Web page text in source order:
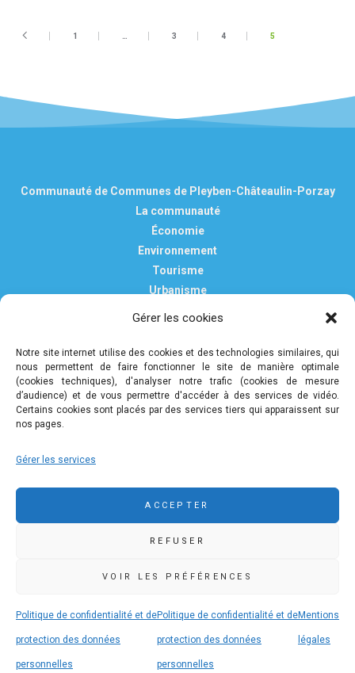
Gérer les cookies
Notre site internet utilise des cookies et des technologies similaires, qui
nous permettent de faire fonctionner le site de manière optimale
(cookies techniques), d'analyser notre trafic (cookies de mesure
d’audience) et de vous permettre d'accéder à des services de vidéo.
Certains cookies sont placés par des services tiers qui apparaissent sur
nos pages.
Gérer les services
ACCEPTER
REFUSER
VOIR LES PRÉFÉRENCES
Politique de confidentialité et de
protection des données
personnelles
Politique de confidentialité et de
protection des données
personnelles
Mentions
légales
1 3 4 5
Communauté de Communes de Pleyben-Châteaulin-Porzay
La communauté
Économie
Environnement
Tourisme
Urbanisme
Mentions légales
Politique de confidentialité et de protection des données
personnelles
02 98 86 36 46
www.ccpcp.bzh